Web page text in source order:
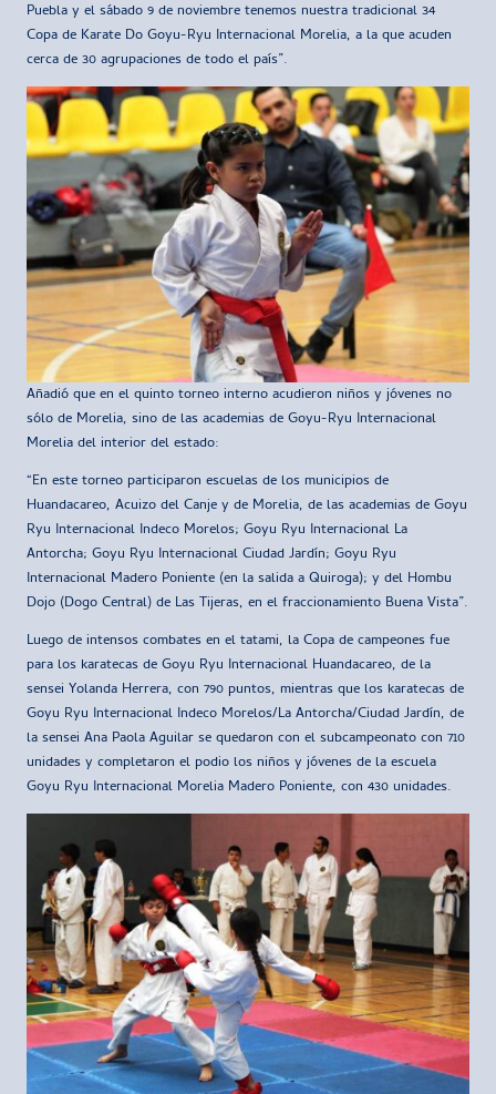
Puebla y el sábado 9 de noviembre tenemos nuestra tradicional 34
Copa de Karate Do Goyu-Ryu Internacional Morelia, a la que acuden
cerca de 30 agrupaciones de todo el país”.
Añadió que en el quinto torneo interno acudieron niños y jóvenes no
sólo de Morelia, sino de las academias de Goyu-Ryu Internacional
Morelia del interior del estado:
“En este torneo participaron escuelas de los municipios de
Huandacareo, Acuizo del Canje y de Morelia, de las academias de Goyu
Ryu Internacional Indeco Morelos; Goyu Ryu Internacional La
Antorcha; Goyu Ryu Internacional Ciudad Jardín; Goyu Ryu
Internacional Madero Poniente (en la salida a Quiroga); y del Hombu
Dojo (Dogo Central) de Las Tijeras, en el fraccionamiento Buena Vista”.
Luego de intensos combates en el tatami, la Copa de campeones fue
para los karatecas de Goyu Ryu Internacional Huandacareo, de la
sensei Yolanda Herrera, con 790 puntos, mientras que los karatecas de
Goyu Ryu Internacional Indeco Morelos/La Antorcha/Ciudad Jardín, de
la sensei Ana Paola Aguilar se quedaron con el subcampeonato con 710
unidades y completaron el podio los niños y jóvenes de la escuela
Goyu Ryu Internacional Morelia Madero Poniente, con 430 unidades.